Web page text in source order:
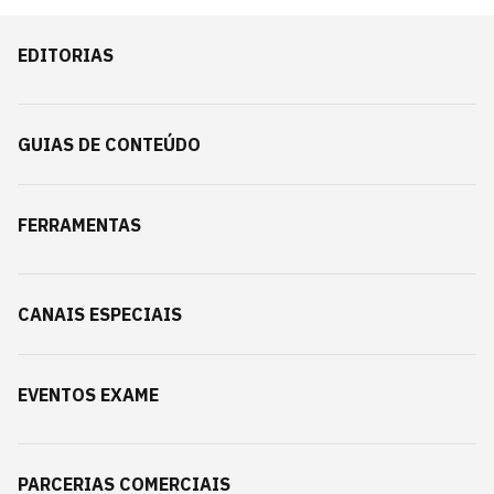
EDITORIAS
GUIAS DE CONTEÚDO
FERRAMENTAS
CANAIS ESPECIAIS
EVENTOS EXAME
PARCERIAS COMERCIAIS